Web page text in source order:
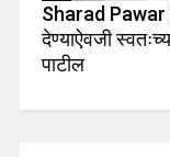
Sharad Pawar
देण्याऐवजी
पाटील